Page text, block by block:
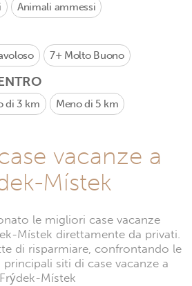
Animali ammessi
7+ Molto Buono
di 3 km Meno di 5 km
vacanze a
Místek
le migliori case vacanze
Místek direttamente da privati.
di risparmiare, confrontando le
siti di case vacanze a
Frýdek-Místek